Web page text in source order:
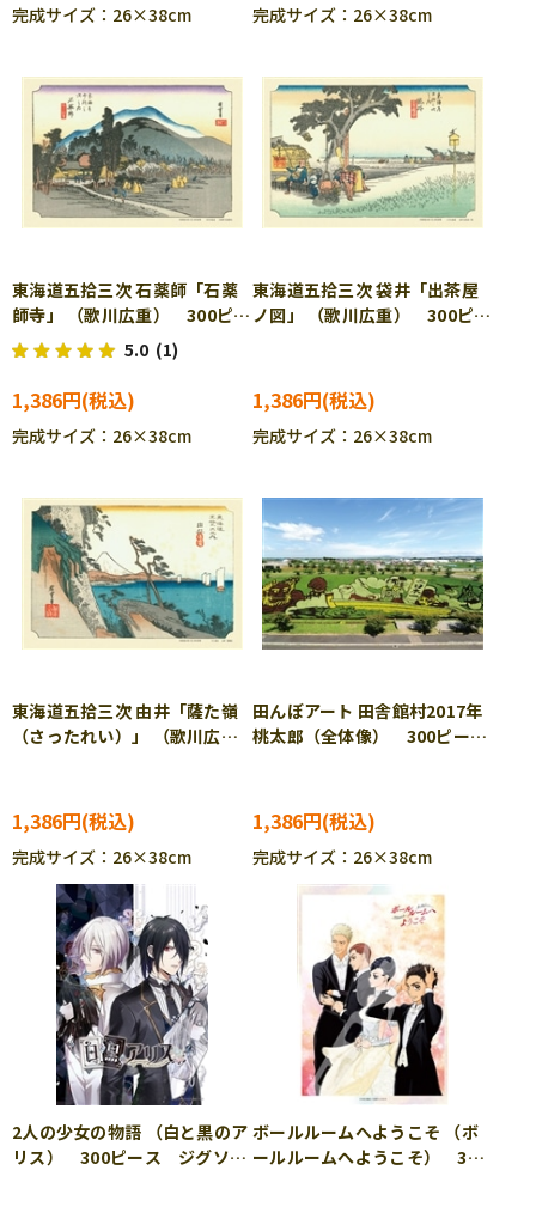
完成サイズ：26×38cm 完成サイズ：26×38cm
東海道五拾三次 石薬師「石薬
師寺」 （歌川広重） 300ピー
ス ジグソーパズル CUT-
300-134
5.0 (1)
1,386円
完成サイズ：26×38cm
東海道五拾三次 袋井「出茶屋
ノ図」 （歌川広重） 300ピー
1,386円
完成サイズ：26×38cm
東海道五拾三次 由井「薩た嶺
（さったれい）」 （歌川広
1,386円
完成サイズ：26×38cm
田んぼアート 田舎館村2017年
桃太郎（全体像） 300ピー
1,386円
完成サイズ：26×38cm
2人の少女の物語 （白と黒のア
リス） 300ピース ジグソー
ボールルームへようこそ （ボ
ールルームへようこそ） 300